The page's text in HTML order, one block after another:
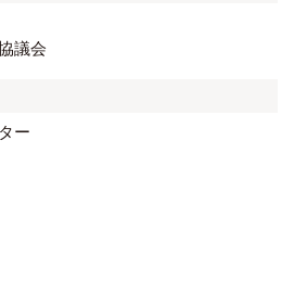
議会
ー